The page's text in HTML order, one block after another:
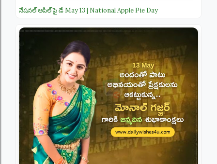
నేషనల్ ఆపిల్ పై డే May 13 | National Apple Pie Day